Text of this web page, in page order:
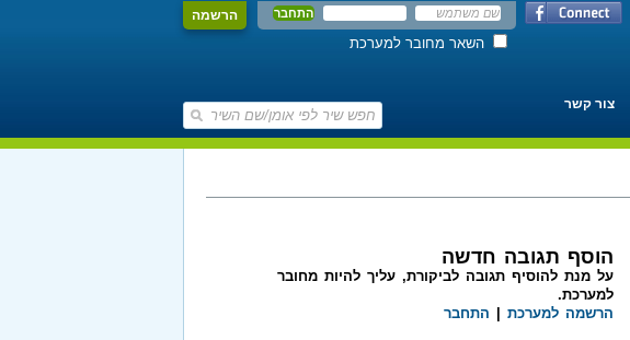
הרשמה
השאר מחובר למערכת
צור קשר
הוסף תגובה חדשה
על מנת להוסיף תגובה לביקורת, עליך להיות מחובר
למערכת.
הרשמה למערכת
התחבר